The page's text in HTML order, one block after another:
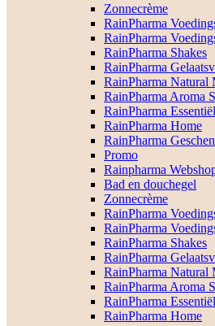
Zonnecrème
RainPharma
RainPharma
RainPharma Shakes
RainPharma
RainPharma Natural
RainPharma Aroma
RainPharma
RainPharma Home
RainPharma
Promo
Rainpharma
Bad en douchegel
Zonnecrème
RainPharma
RainPharma
RainPharma Shakes
RainPharma
RainPharma Natural
RainPharma Aroma
RainPharma
RainPharma Home